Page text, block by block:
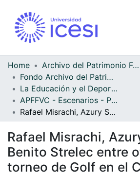
Home
Archivo del Patrimonio Fotográfico y Fílmico del Valle del Cauca
Fondo Archivo del Patrimonio Fotográfico y Fílmico del Valle del Cauca
La Educación y el Deporte
APFFVC - Escenarios - Patrimonial
Rafael Misrachi, Azury Sutton, Benito Strelec entre otros, en un torneo de Golf en el Club Shalom
Rafael Misrachi,
Benito Strelec entre
torneo de Golf en el